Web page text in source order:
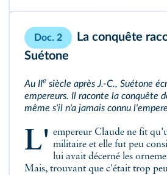
Doc. 2
La conquête
Suétone
Au IIe
empereurs. Il raconte la conquête de la Bretagne,
même s'il n'a jamais connu
L'empereur Claude ne fit qu'une seule expédition militaire et elle fut peu considérable. Le Sénat
lui avait décerné les
Mais, trouvant que c'était trop peu pour la majesté